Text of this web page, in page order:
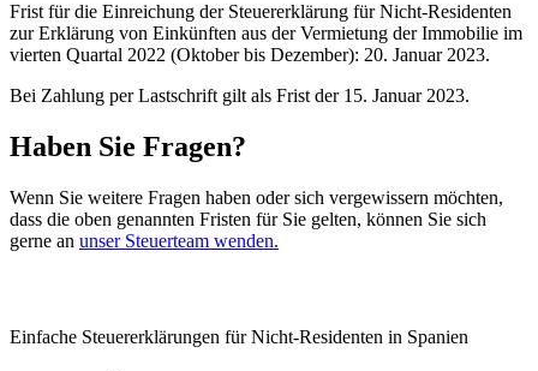
Frist für die Einreichung der Steuererklärung für Nicht-Residenten
zur Erklärung von Einkünften aus der Vermietung der Immobilie im
vierten Quartal 2022 (Oktober bis Dezember): 20. Januar 2023.
Bei Zahlung perLastschrift gilt als Frist der 15. Januar 2023.
Haben Sie Fragen?
Wenn Sie weitere Fragen haben oder sich vergewissern möchten,
dass die oben genannten Fristen für Sie gelten, können Sie sich
gerne an unser Steuerteam wenden.
Einfache Steuererklärungen für Nicht-Residenten in Spanien